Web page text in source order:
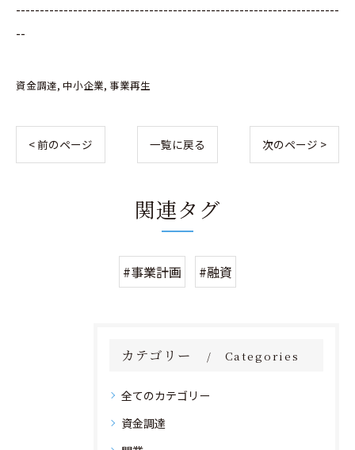
--------------------------------------------------------------------
--
資金調達 中小企業 事業再生
< 前のページ 一覧に戻る 次のページ >
関連タグ
#事業計画 #融資
カテゴリー Categories
全てのカテゴリー
資金調達